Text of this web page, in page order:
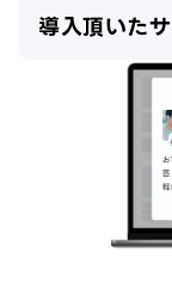
導入頂いた